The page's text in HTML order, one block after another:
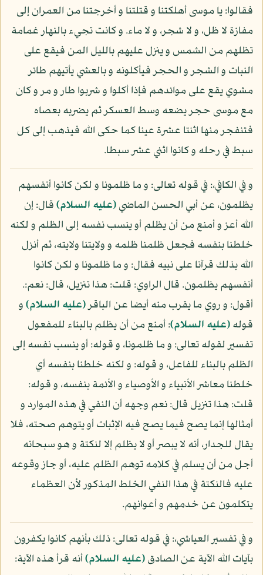
فقالوا: يا موسى أهلكتنا و قتلتنا و أخرجتنا من العمران إلى
مفازة لا ظل، و لا شجر، و لا ماء. و كانت تجيء بالنهار غمامة
تظلهم من الشمس و ينزل عليهم بالليل المن فيقع على
النبات و الشجر و الحجر فيأكلونه و بالعشي يأتيهم طائر
مشوي يقع على موائدهم فإذا أكلوا و شربوا طار و مر و كان
مع موسى حجر يضعه وسط العسكر ثم يضربه بعصاه
فتنفجر منها اثنتا عشرة عينا كما حكى الله فيذهب إلى كل
سبط في رحله و كانوا اثني عشر سبطا.
و في الكافي،: في قوله تعالى: و ما ظلمونا و لكن كانوا أنفسهم
يظلمون، عن أبي الحسن الماضي(عليه السلام)قال: إن
الله أعز و أمنع من أن يظلم أو ينسب نفسه إلى الظلم و لكنه
خلطنا بنفسه فجعل ظلمنا ظلمه و ولايتنا ولايته، ثم أنزل
الله بذلك قرآنا على نبيه فقال: و ما ظلمونا و لكن كانوا
أنفسهم يظلمون. قال الراوي: قلت: هذا تنزيل، قال: نعم:.
أقول: و روي ما يقرب منه أيضا عن الباقر(عليه السلام)و
قوله(عليه السلام): أمنع من أن يظلم بالبناء للمفعول
تفسير لقوله تعالى: و ما ظلمونا، و قوله: أو ينسب نفسه إلى
الظلم بالبناء للفاعل، و قوله: و لكنه خلطنا بنفسه أي
خلطنا معاشر الأنبياء و الأوصياء و الأئمة بنفسه، و قوله:
قلت: هذا تنزيل قال: نعم وجهه أن النفي في هذه الموارد و
أمثالها إنما يصح فيما يصح فيه الإثبات أو يتوهم صحته، فلا
يقال للجدار، أنه لا يبصر أو لا يظلم إلا لنكتة و هو سبحانه
أجل من أن يسلم في كلامه توهم الظلم عليه، أو جاز وقوعه
عليه فالنكتة في هذا النفي الخلط المذكور لأن العظماء
يتكلمون عن خدمهم و أعوانهم.
و في تفسير العياشي،: في قوله تعالى: ذلك بأنهم كانوا يكفرون
بآيات الله الآية عن الصادق(عليه السلام)أنه قرأ هذه الآية: